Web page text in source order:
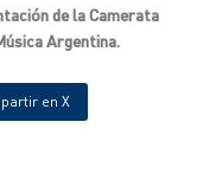
de la Camerata
Argentina.
en X